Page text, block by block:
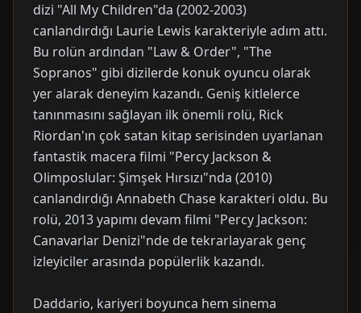
dizi "All My Children"da (2002-2003)
canlandırdığı Laurie Lewis karakteriyle adım attı.
Bu rolün ardından "Law & Order", "The
Sopranos" gibi dizilerde konuk oyuncu olarak
yer alarak deneyim kazandı. Geniş kitlelerce
tanınmasını sağlayan ilk önemli rolü, Rick
Riordan'ın çok satan kitap serisinden uyarlanan
fantastik macera filmi "Percy Jackson &
Olimposlular: Şimşek Hırsızı"nda (2010)
canlandırdığı Annabeth Chase karakteri oldu. Bu
rolü, 2013 yapımı devam filmi "Percy Jackson:
Canavarlar Denizi"nde de tekrarlayarak genç
izleyiciler arasında popülerlik kazandı.
Daddario, kariyeri boyunca hem sinema